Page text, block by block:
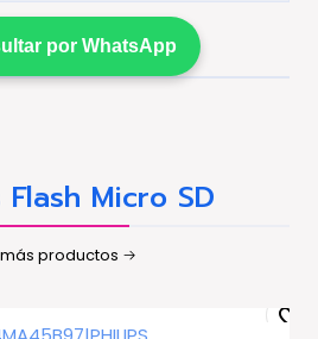
por WhatsApp
Micro SD
productos